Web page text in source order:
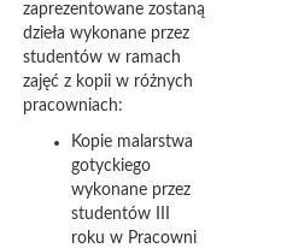
zaprezentowane zostaną
dzieła wykonane przez
studentów w ramach
zajęć z kopii w różnych
pracowniach:
Kopie malarstwa
gotyckiego
wykonane przez
studentów III
roku w Pracowni